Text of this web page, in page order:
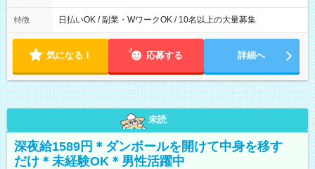
特徴 日払いOK / 副業・WワークOK / 10名以上の大量募集
気になる！ 応募する 詳細へ
未読
深夜給1589円＊ダンボールを開けて中身を移す
だけ＊未経験OK＊男性活躍中